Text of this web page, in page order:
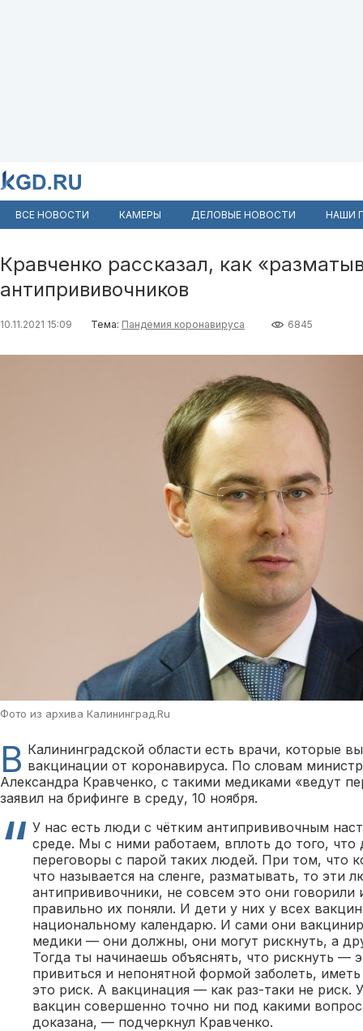
ВСЕ НОВОСТИ КАМЕРЫ ДЕЛОВЫЕ НОВОСТИ НАШИ
Кравченко рассказал, как
антипрививочников
10.11.2021 15:09 Тема: Пандемия коронавируса 6845
Фото из архива Калининград.Ru
В Калининградской области есть врачи, которые
вакцинации от коронавируса. По словам
Александра Кравченко, с такими медиками «ведут
заявил на брифинге в среду, 10 ноября.
У нас есть люди с чётким антипрививочным
среде. Мы с ними работаем, вплоть до того, что
переговоры с парой таких людей. При том, что
что называется на сленге, разматывать, то эти
антипрививочники, не совсем это они говорили
правильно их поняли. И дети у них у всех
национальному календарю. И сами они
медики — они должны, они могут рискнуть, а
Тогда ты начинаешь объяснять, что рискнуть —
привиться и непонятной формой заболеть,
это риск. А вакцинация — как раз-таки не риск.
вакцин совершенно точно ни под какими
доказана, — подчеркнул Кравченко.